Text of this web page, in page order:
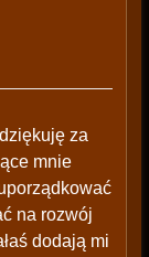
za
mnie
na rozwój
dodają mi